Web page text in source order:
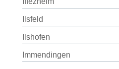
Ilsfeld
Ilshofen
Immendingen